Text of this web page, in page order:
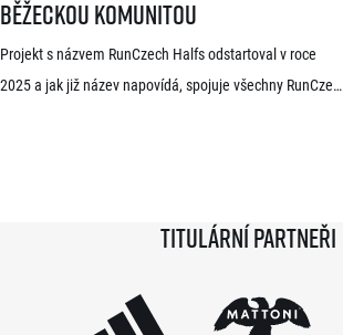
běžeckou komunitou
Projekt s názvem RunCzech Halfs odstartoval v roce
2025 a jak již název napovídá, spojuje všechny RunCzech
sezónu a od startu tak uběhlo teprve 18 měsíců,
Titulární partneři